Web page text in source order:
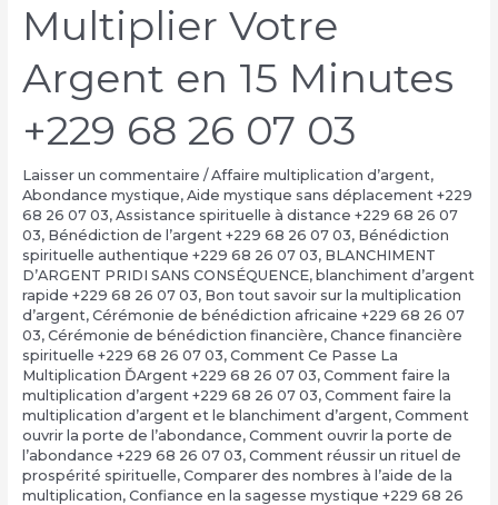
Multiplier Votre
Argent en 15 Minutes
+229 68 26 07 03
Laisser un commentaire /Affaire multiplication d’argent,
Abondance mystique, Aide mystique sans déplacement +229
68 26 07 03, Assistance spirituelle à distance +229 68 26 07
03, Bénédiction de l’argent +229 68 26 07 03, Bénédiction
spirituelle authentique +229 68 26 07 03, BLANCHIMENT
D’ARGENT PRIDI SANS CONSÉQUENCE, blanchiment d’argent
rapide +229 68 26 07 03, Bon tout savoir sur la multiplication
d’argent, Cérémonie de bénédiction africaine +229 68 26 07
03, Cérémonie de bénédiction financière, Chance financière
spirituelle +229 68 26 07 03, Comment Ce Passe La
Multiplication ĎArgent +229 68 26 07 03, Comment faire la
multiplication d’argent +229 68 26 07 03, Comment faire la
multiplication d’argent et le blanchiment d’argent, Comment
ouvrir la porte de l’abondance, Comment ouvrir la porte de
l’abondance +229 68 26 07 03, Comment réussir un rituel de
prospérité spirituelle, Comparer des nombres à l’aide de la
multiplication, Confiance en la sagesse mystique +229 68 26